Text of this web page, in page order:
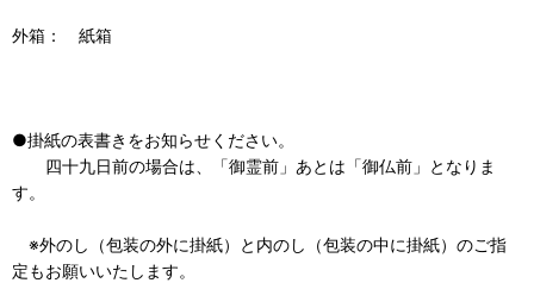
外箱： 紙箱
●掛紙の表書きをお知らせください。
四十九日前の場合は、「御霊前」あとは「御仏前」となりま
す。
※外のし（包装の外に掛紙）と内のし（包装の中に掛紙）のご指
定もお願いいたします。